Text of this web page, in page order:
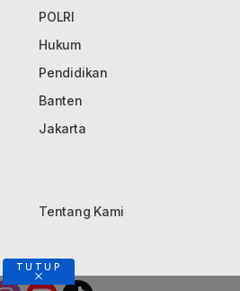
POLRI
Hukum
Pendidikan
Banten
Jakarta
Tentang Kami
TUTUP